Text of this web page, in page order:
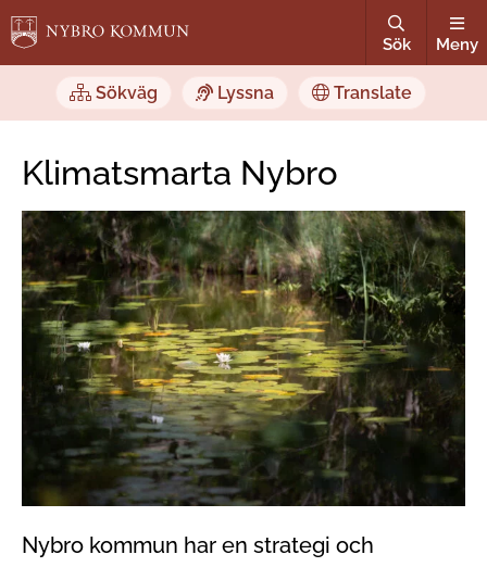
Sök Meny
Sökväg Lyssna Translate
Klimatsmarta Nybro
Nybro kommun har en strategi och